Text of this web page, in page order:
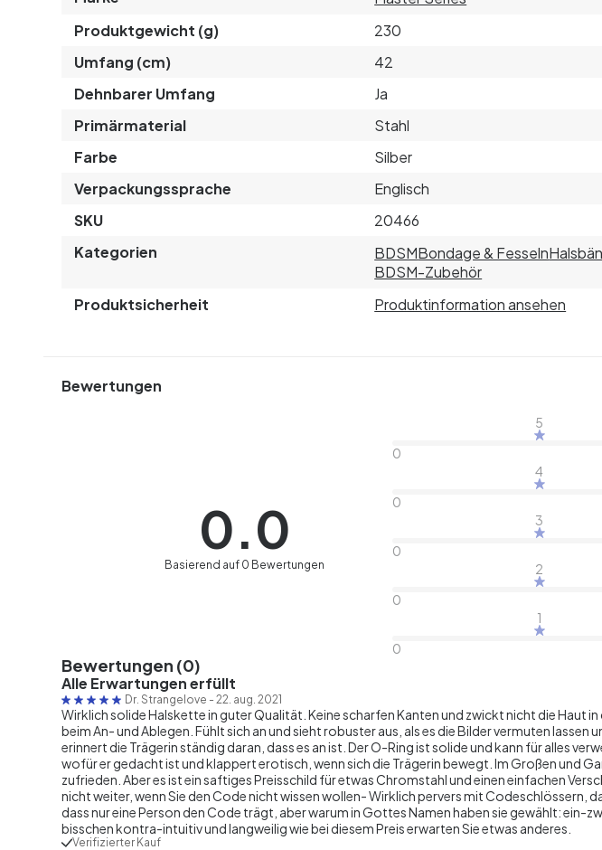
Produktgewicht (g)
230
Umfang (cm)
42
Dehnbarer Umfang
Ja
Primärmaterial
Stahl
Farbe
Silber
Verpackungssprache
Englisch
SKU
20466
Kategorien
BDSMBondage & Fesseln
BDSM-Zubehör
Produktsicherheit
Produktinformation ansehen
Bewertungen
0.0
Basierend auf 0 Bewertungen
5
0
4
0
3
0
2
0
1
0
Bewertungen (0)
Alle Erwartungen erfüllt
Dr. Strangelove - 22. aug. 2021
Wirklich solide Halskette in guter Qualität. Keine scharfen Kanten und zwickt nicht die Haut in
beim An- und Ablegen. Fühlt sich an und sieht robuster aus, als es die Bilder vermuten lassen
erinnert die Trägerin ständig daran, dass es an ist. Der O-Ring ist solide und kann für alles
wofür er gedacht ist und klappert erotisch, wenn sich die Trägerin bewegt. Im Großen und
zufrieden. Aber es ist ein saftiges Preisschild für etwas Chromstahl und einen einfachen
nicht weiter, wenn Sie den Code nicht wissen wollen- Wirklich pervers mit Codeschlössern,
dass nur eine Person den Code trägt, aber warum in Gottes Namen haben sie gewählt: ein-
bisschen kontra-intuitiv und langweilig wie bei diesem Preis erwarten Sie etwas anderes.
Verifizierter Kauf